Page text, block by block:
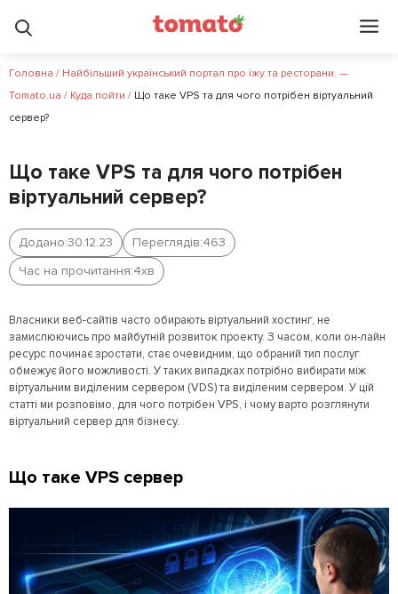
Головна / Найбільший український портал про їжу та ресторани. —
Tomato.ua / Куда пойти / Що таке VPS та для чого потрібен віртуальний
сервер?
Що таке VPS та для чого потрібен
віртуальний сервер?
Додано:30.12.23 Переглядів:463
Час на прочитання:4хв
Власники веб-сайтів часто обирають віртуальний хостинг, не
замислюючись про майбутній розвиток проекту. З часом, коли он-лайн
ресурс починає зростати, стає очевидним, що обраний тип послуг
обмежує його можливості. У таких випадках потрібно вибирати між
віртуальним виділеним сервером (VDS) та виділеним сервером. У цій
статті ми розповімо, для чого потрібен VPS, і чому варто розглянути
віртуальний сервер для бізнесу.
Що таке VPS сервер